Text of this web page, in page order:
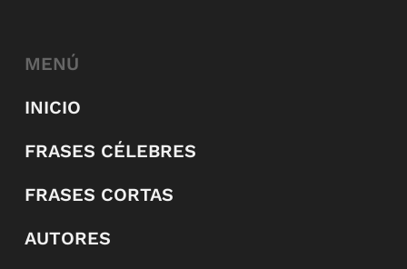
MENÚ
INICIO
FRASES CÉLEBRES
FRASES CORTAS
AUTORES